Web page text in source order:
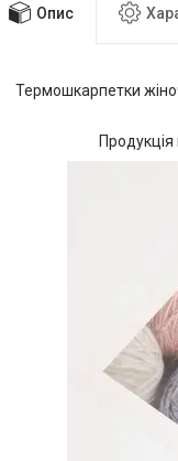
Опис
Термошкарпетки
Продукція